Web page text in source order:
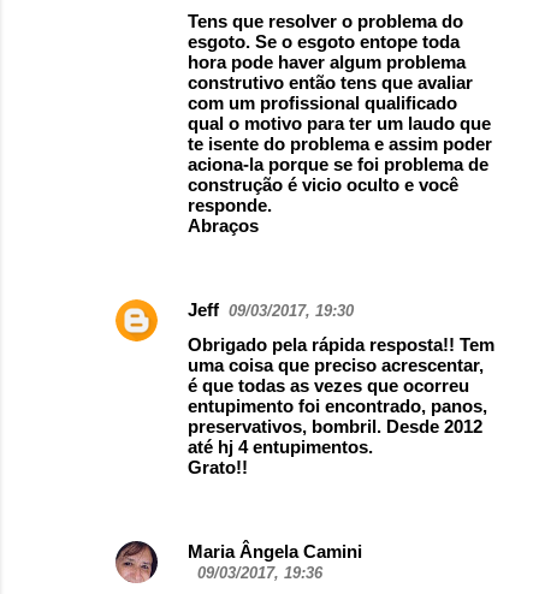
Tens que resolver o problema do
esgoto. Se o esgoto entope toda
hora pode haver algum problema
construtivo então tens que avaliar
com um profissional qualificado
qual o motivo para ter um laudo que
te isente do problema e assim poder
aciona-la porque se foi problema de
construção é vicio oculto e você
responde.
Abraços
Jeff 09/03/2017, 19:30
Obrigado pela rápida resposta!! Tem
uma coisa que preciso acrescentar,
é que todas as vezes que ocorreu
entupimento foi encontrado, panos,
preservativos, bombril. Desde 2012
até hj 4 entupimentos.
Grato!!
Maria Ângela Camini
09/03/2017, 19:36